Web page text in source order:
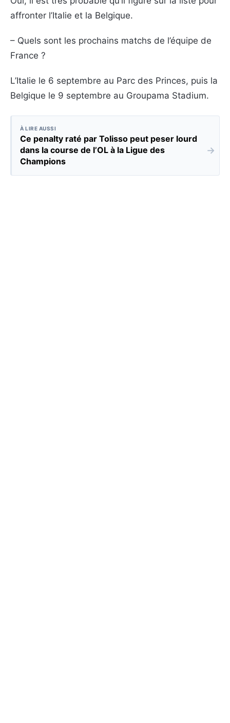
affronter l’Italie et la Belgique.
– Quels sont les prochains matchs de l’équipe de
France ?
L’Italie le 6 septembre au Parc des Princes, puis la
Belgique le 9 septembre au Groupama Stadium.
À LIRE AUSSI
Ce penalty raté par Tolisso peut peser lourd
dans la course de l’OL à la Ligue des
Champions
→